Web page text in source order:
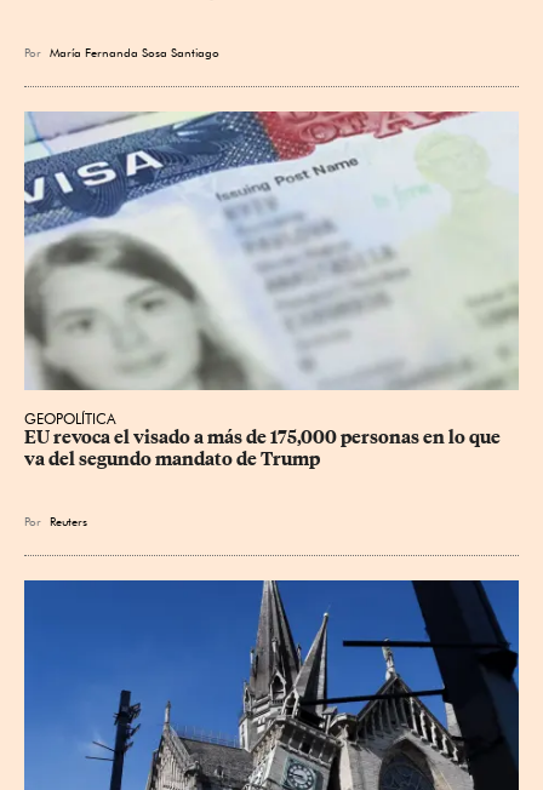
Por María Fernanda Sosa Santiago
GEOPOLÍTICA
EU revoca el visado a más de 175,000 personas en lo que
va del segundo mandato de Trump
Por Reuters